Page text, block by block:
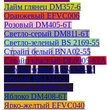
Лайм глянец DM357-6
Оранжевый EFVC006
Розовый DM405-6T
Светло-серый DM811-6T
Светло-зеленый BS 2169-55
Страйп белый BNA02-55
Страйп красный DL0905-6TA
Страйп черный BNA01-55
Черный BS1314-55
Шоколад DM891-6T
Яблоко DM408-6T
Ярко-желтый EFVC040